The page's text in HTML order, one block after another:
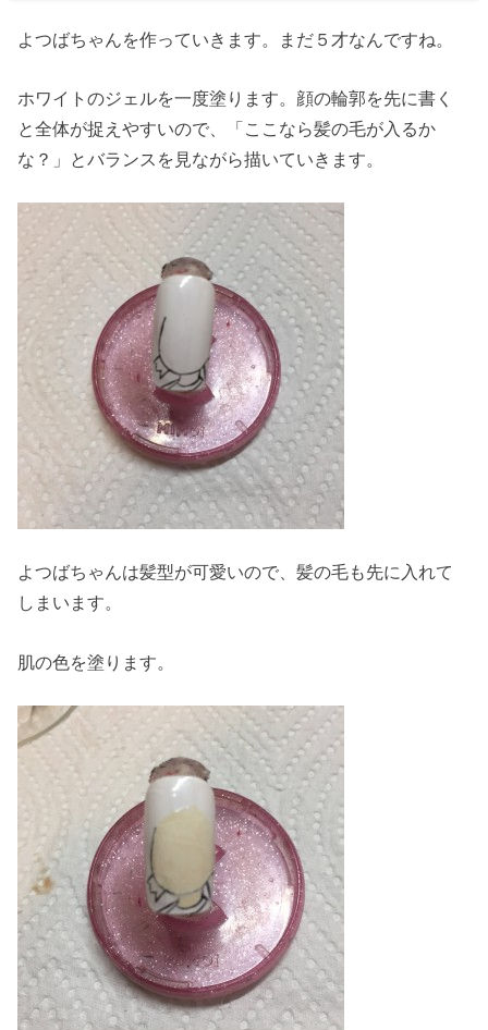
よつばちゃんを作っていきます。まだ５才なんですね。
ホワイトのジェルを一度塗ります。顔の輪郭を先に書く
と全体が捉えやすいので、「ここなら髪の毛が入るか
な？」とバランスを見ながら描いていきます。
よつばちゃんは髪型が可愛いので、髪の毛も先に入れて
しまいます。
肌の色を塗ります。